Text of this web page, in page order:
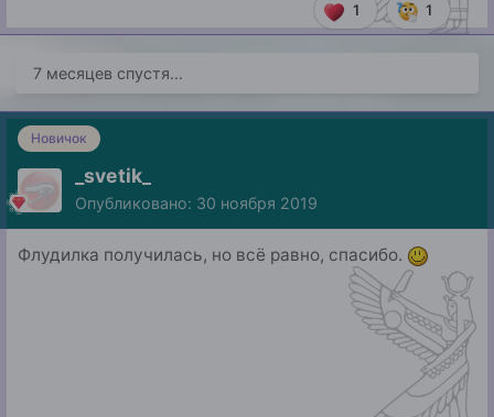
1 1
7 месяцев спустя...
Новичок
_svetik_
Опубликовано: 30 ноября 2019
Флудилка получилась, но всё равно, спасибо.